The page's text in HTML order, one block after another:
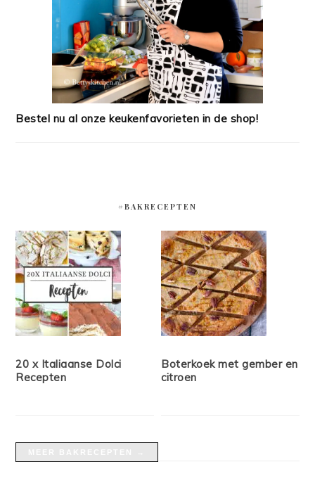
Bestel nu al onze keukenfavorieten in de shop!
#BAKRECEPTEN
20 x Italiaanse Dolci
Recepten
Boterkoek met gember en
citroen